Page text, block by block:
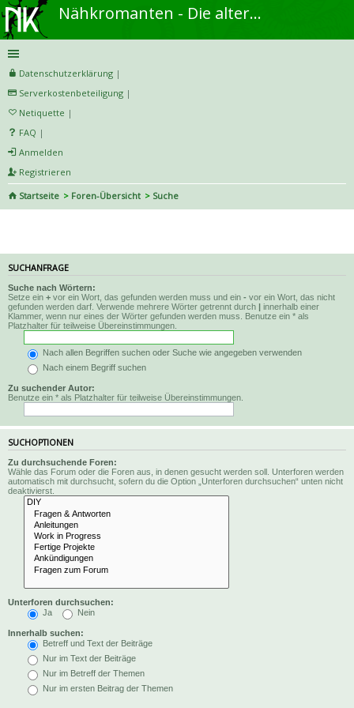
Nähkromanten - Die alternative Näh- und DIY-Community
Datenschutzerklärung |
Serverkostenbeteiligung |
Netiquette |
FAQ |
Anmelden
Registrieren
Startseite
Foren-Übersicht Suche
SUCHANFRAGE
Suche nach Wörtern:
Setze ein + vor ein Wort, das gefunden werden muss und ein - vor ein Wort, das nicht
gefunden werden darf. Verwende mehrere Wörter getrennt durch | innerhalb einer
Klammer, wenn nur eines der Wörter gefunden werden muss. Benutze ein * als
Platzhalter für teilweise Übereinstimmungen.
Nach allen Begriffen suchen oder Suche wie angegeben verwenden
Nach einem Begriff suchen
Zu suchender Autor:
Benutze ein * als Platzhalter für teilweise Übereinstimmungen.
SUCHOPTIONEN
Zu durchsuchende Foren:
Wähle das Forum oder die Foren aus, in denen gesucht werden soll. Unterforen werden
automatisch mit durchsucht, sofern du die Option „Unterforen durchsuchen“ unten nicht
deaktivierst.
Unterforen durchsuchen:
Ja
Nein
Innerhalb suchen:
Betreff und Text der Beiträge
Nur im Text der Beiträge
Nur im Betreff der Themen
Nur im ersten Beitrag der Themen